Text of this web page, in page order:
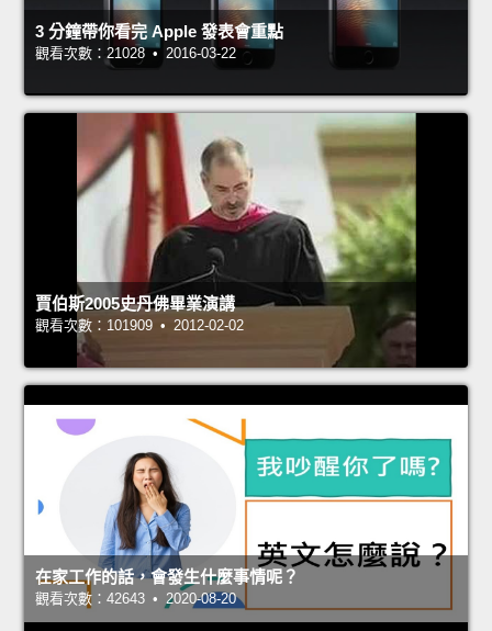
3 分鐘帶你看完 Apple 發表會重點
觀看次數：21028 • 2016-03-22
賈伯斯2005史丹佛畢業演講
觀看次數：101909 • 2012-02-02
在家工作的話，會發生什麼事情呢？
觀看次數：42643 • 2020-08-20